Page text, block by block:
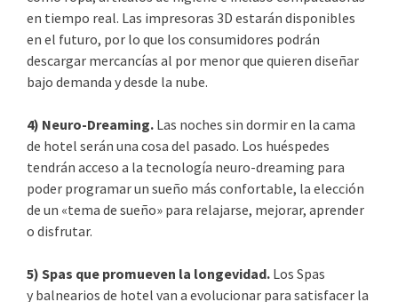
en tiempo real. Las impresoras 3D estarán disponibles
en el futuro, por lo que los consumidores podrán
descargar mercancías al por menor que quieren diseñar
bajo demanda y desde la nube.
4) Neuro-Dreaming. Las noches sin dormir en la cama
de hotel serán una cosa del pasado. Los huéspedes
tendrán acceso a la tecnología neuro-dreaming para
poder programar un sueño más confortable, la elección
de un «tema de sueño» para relajarse, mejorar, aprender
o disfrutar.
5) Spas que promueven la longevidad. Los Spas
y balnearios de hotel van a evolucionar para satisfacer la